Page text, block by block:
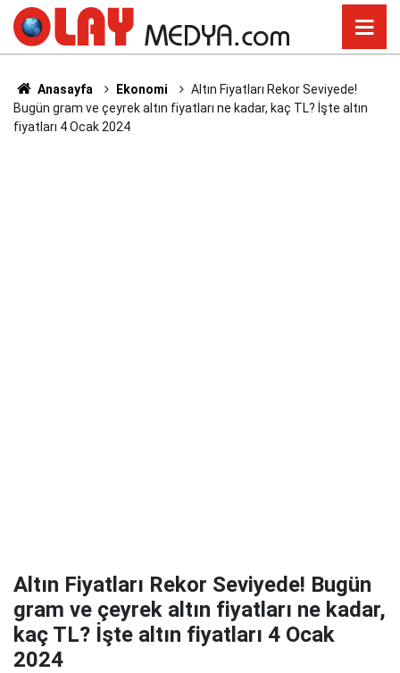
Anasayfa Ekonomi
Altın Fiyatları Rekor Seviyede!
Bugün gram ve çeyrek altın fiyatları ne kadar, kaç TL? İşte altın
fiyatları 4 Ocak 2024
Altın Fiyatları Rekor Seviyede! Bugün
gram ve çeyrek altın fiyatları ne kadar,
kaç TL? İşte altın fiyatları 4 Ocak
2024